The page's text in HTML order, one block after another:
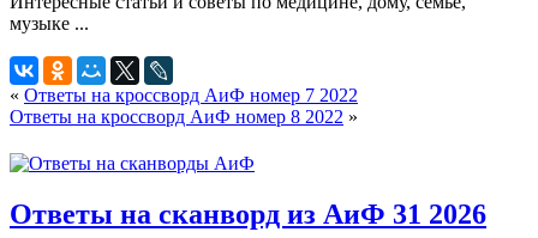
« Ответы на кроссворд АиФ номер 7 2022
Ответы на кроссворд АиФ номер 8 2022 »
Ответы на сканворд из АиФ 31 2026